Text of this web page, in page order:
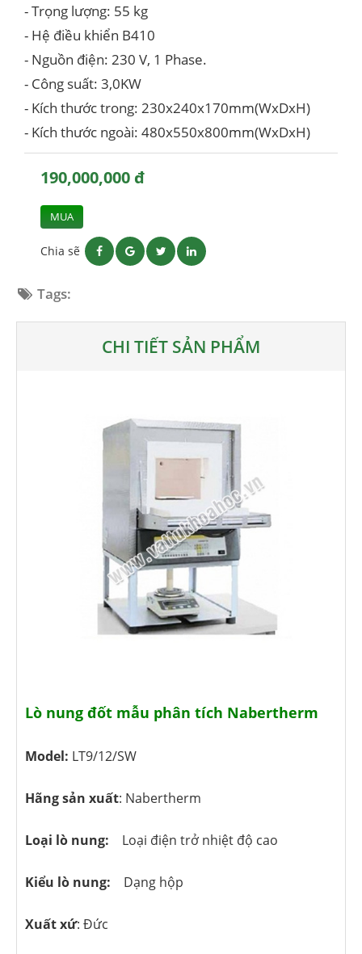
- Trọng lượng: 55 kg
- Hệ điều khiển B410
- Nguồn điện: 230 V, 1 Phase.
- Công suất: 3,0KW
- Kích thước trong: 230x240x170mm(WxDxH)
- Kích thước ngoài: 480x550x800mm(WxDxH)
190,000,000 đ
MUA
Chia sẽ
Tags:
CHI TIẾT SẢN PHẨM
Lò nung đốt mẫu phân tích Nabertherm
Model: LT9/12/SW
Hãng sản xuất: Nabertherm
Loại lò nung: Loại điện trở nhiệt độ cao
Kiểu lò nung: Dạng hộp
Xuất xứ: Đức